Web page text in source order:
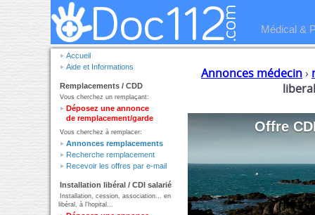
Médical &
Accueil
Aide et Informations
Remplacements / CDD
Vous cherchez un remplaçant:
Déposez une annonce
de remplacement/garde
Vous cherchez à remplacer:
Annonces remplacements
Recherche remplacement
Recevoir les offres par e-mail
Installation libéral / CDI salarié
Installation, cession, association... en
libéral, à l'hopital...
Annonces médecin›
Offre